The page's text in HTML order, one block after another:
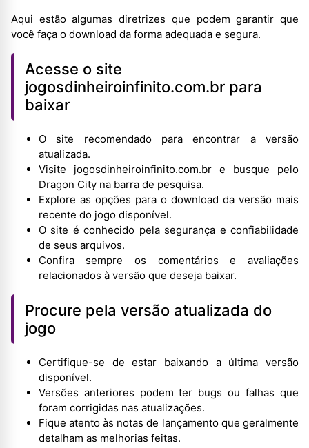
Aqui estão algumas diretrizes que podem garantir que
você faça o download da forma adequada e segura.
Acesse o site
jogosdinheiroinfinito.com.br para
baixar
O site recomendado para encontrar a versão
atualizada.
Visite jogosdinheiroinfinito.com.br e busque pelo
Dragon City na barra de pesquisa.
Explore as opções para o download da versão mais
recente do jogo disponível.
O site é conhecido pela segurança e confiabilidade
de seus arquivos.
Confira sempre os comentários e avaliações
relacionados à versão que deseja baixar.
Procure pela versão atualizada do
jogo
Certifique-se de estar baixando a última versão
disponível.
Versões anteriores podem ter bugs ou falhas que
foram corrigidas nas atualizações.
Fique atento às notas de lançamento que geralmente
detalham as melhorias feitas.